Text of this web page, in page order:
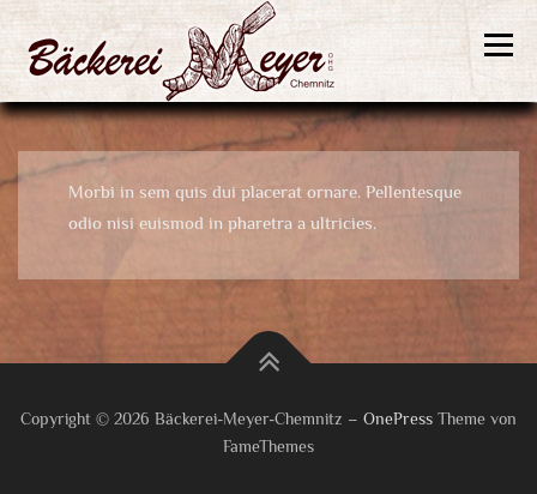
Inhalt
springen
Menü
Willkommen Brötchen Brotsorten Feingebäck
Konditoreiwaren Über uns Impressum
Morbi in sem quis dui placerat ornare. Pellentesque
odio nisi euismod in pharetra a ultricies.
Copyright © 2026 Bäckerei-Meyer-Chemnitz – OnePress Theme von
FameThemes